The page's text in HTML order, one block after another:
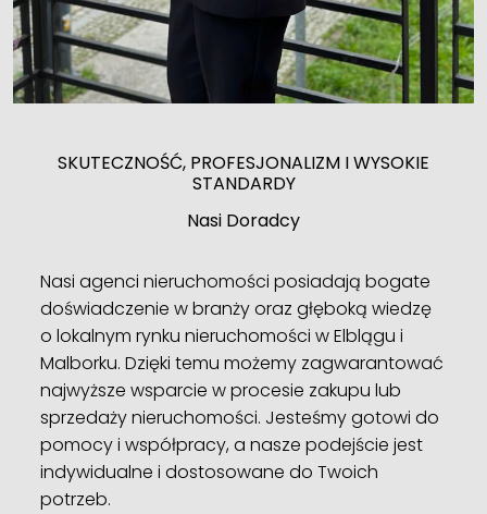
SKUTECZNOŚĆ, PROFESJONALIZM I WYSOKIE
STANDARDY
Nasi Doradcy
Nasi agenci nieruchomości posiadają bogate
doświadczenie w branży oraz głęboką wiedzę
o lokalnym rynku nieruchomości w Elblągu i
Malborku. Dzięki temu możemy zagwarantować
najwyższe wsparcie w procesie zakupu lub
sprzedaży nieruchomości. Jesteśmy gotowi do
pomocy i współpracy, a nasze podejście jest
indywidualne i dostosowane do Twoich
potrzeb.